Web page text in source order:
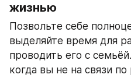
жизнью
Позвольте себе
выделяйте время для
проводить его с
когда вы не на связи по